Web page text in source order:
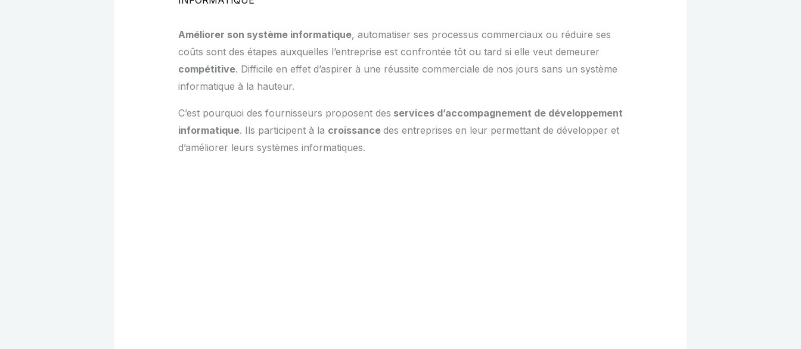
Améliorer son système informatique, automatiser ses processus commerciaux ou réduire ses
coûts sont des étapes auxquelles l’entreprise est confrontée tôt ou tard si elle veut demeurer
compétitive. Difficile en effet d’aspirer à une réussite commerciale de nos jours sans un système
informatique à la hauteur.
C’est pourquoi des fournisseurs proposent des services d’accompagnement de développement
informatique. Ils participent à la croissance des entreprises en leur permettant de développer et
d’améliorer leurs systèmes informatiques.